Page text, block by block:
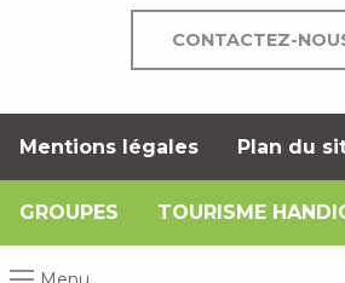
CONTACTEZ-
Mentions légales Plan du
GROUPES TOURISME